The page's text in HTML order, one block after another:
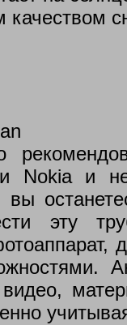
Nokia и
эту